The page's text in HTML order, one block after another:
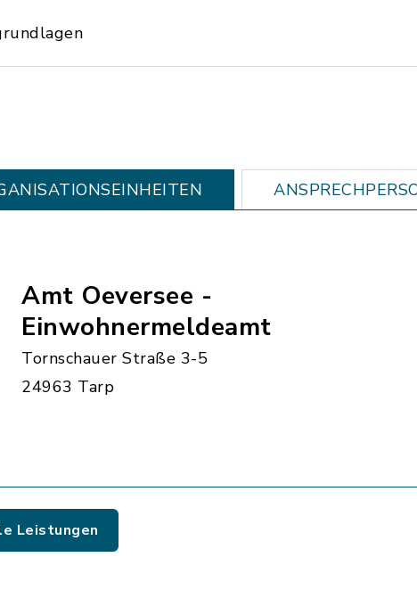
Amt Oeversee -
Einwohnermeldeamt
Tornschauer Straße 3-5
24963 Tarp
Leistungen